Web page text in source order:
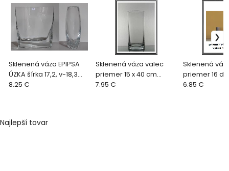
Sklenená váza EPIPSA
ÚZKA šírka 17,2, v-18,3
cm č 43,
8.25 €
Sklenená váza valec
priemer 15 x 40 cm
tenka
7.95 €
Sklenená
priemer 16
výška 14,5
6.85 €
Najlepší tovar